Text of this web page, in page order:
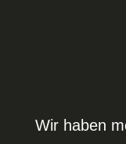
Wir haben